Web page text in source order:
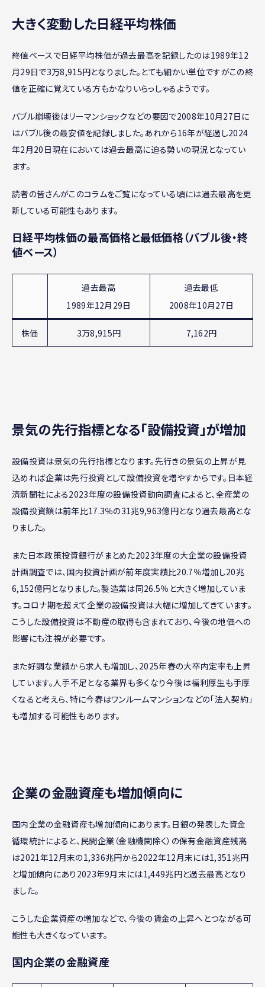
大きく変動した日経平均株価
終値ベースで日経平均株価が過去最高を記録したのは1989年12
月29日で3万8,915円となりました。とても細かい単位ですがこの終
値を正確に覚えている方もかなりいらっしゃるようです。
バブル崩壊後はリーマンショックなどの要因で2008年10月27日に
はバブル後の最安値を記録しました。あれから16年が経過し2024
年2月20日現在においては過去最高に迫る勢いの現況となってい
ます。
読者の皆さんがこのコラムをご覧になっている頃には過去最高を更
新している可能性もあります。
日経平均株価の最高価格と最低価格（バブル後・終
値ベース）
過去最高
1989年12月29日
過去最低
2008年10月27日
株価 3万8,915円 7,162円
景気の先行指標となる「設備投資」が増加
設備投資は景気の先行指標となります。先行きの景気の上昇が見
込めれば企業は先行投資として設備投資を増やすからです。日本経
済新聞社による2023年度の設備投資動向調査によると、全産業の
設備投資額は前年比17.3％の31兆9,963億円となり過去最高とな
りました。
また日本政策投資銀行がまとめた2023年度の大企業の設備投資
計画調査では、国内投資計画が前年度実績比20.7％増加し20兆
6,152億円となりました。製造業は同26.5％と大きく増加していま
す。コロナ期を超えて企業の設備投資は大幅に増加してきています。
こうした設備投資は不動産の取得も含まれており、今後の地価への
影響にも注視が必要です。
また好調な業績から求人も増加し、2025年春の大卒内定率も上昇
しています。人手不足となる業界も多くなり今後は福利厚生も手厚
くなると考えら、特に今春はワンルームマンションなどの「法人契約」
も増加する可能性もあります。
企業の金融資産も増加傾向に
国内企業の金融資産も増加傾向にあります。日銀の発表した資金
循環統計によると、民間企業（金融機関除く）の保有金融資産残高
は2021年12月末の1,336兆円から2022年12月末には1,351兆円
と増加傾向にあり2023年9月末には1,449兆円と過去最高となり
ました。
こうした企業資産の増加などで、今後の賃金の上昇へとつながる可
能性も大きくなっています。
国内企業の金融資産